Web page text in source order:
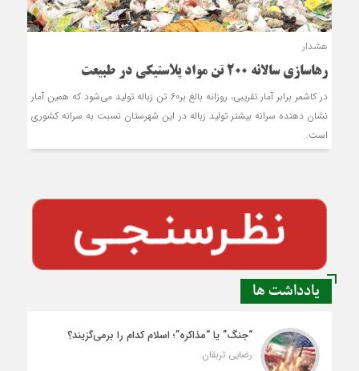
هشدار
رهاسازی سالانه 200 تن مواد پلاستیکی در طبیعت
در کاشمر برابر آمار تقریبی، روزانه بالغ بر60 تن زباله تولید می‌شود که همین آمار
نشان دهنده سرانه بیشتر تولید زباله در این شهرستان نسبت به سرانه کشوری
است.
یادداشت ها
“جنگ” یا “مذاکره”؛ اسلام کدام را برمی‌گزیند؟
رضایی تربقان